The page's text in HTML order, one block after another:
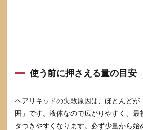
使う前に押さえる量の目安
ヘアリキッドの失敗原因は、ほとんどが
囲」です。液体なので広がりやすく、最
タつきやすくなります。必ず少量から始